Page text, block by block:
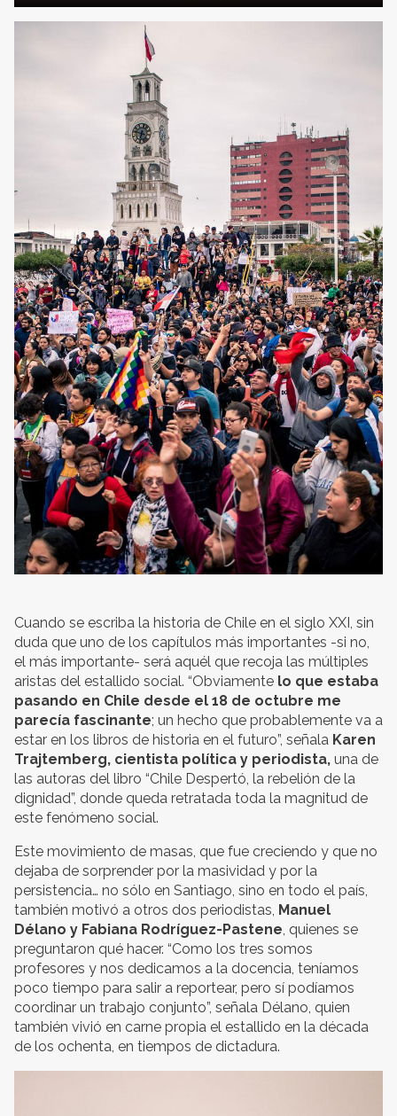
Cuando se escriba la historia de Chile en el siglo XXI, sin
duda que uno de los capítulos más importantes -si no,
el más importante- será aquél que recoja las múltiples
aristas del estallido social. “Obviamente lo que estaba
pasando en Chile desde el 18 de octubre me
parecía fascinante; un hecho que probablemente va a
estar en los libros de historia en el futuro”, señala Karen
Trajtemberg, cientista política y periodista, una de
las autoras del libro “Chile Despertó, la rebelión de la
dignidad”, donde queda retratada toda la magnitud de
este fenómeno social.
Este movimiento de masas, que fue creciendo y que no
dejaba de sorprender por la masividad y por la
persistencia… no sólo en Santiago, sino en todo el país,
también motivó a otros dos periodistas, Manuel
Délano y Fabiana Rodríguez-Pastene, quienes se
preguntaron qué hacer. “Como los tres somos
profesores y nos dedicamos a la docencia, teníamos
poco tiempo para salir a reportear, pero sí podíamos
coordinar un trabajo conjunto”, señala Délano, quien
también vivió en carne propia el estallido en la década
de los ochenta, en tiempos de dictadura.